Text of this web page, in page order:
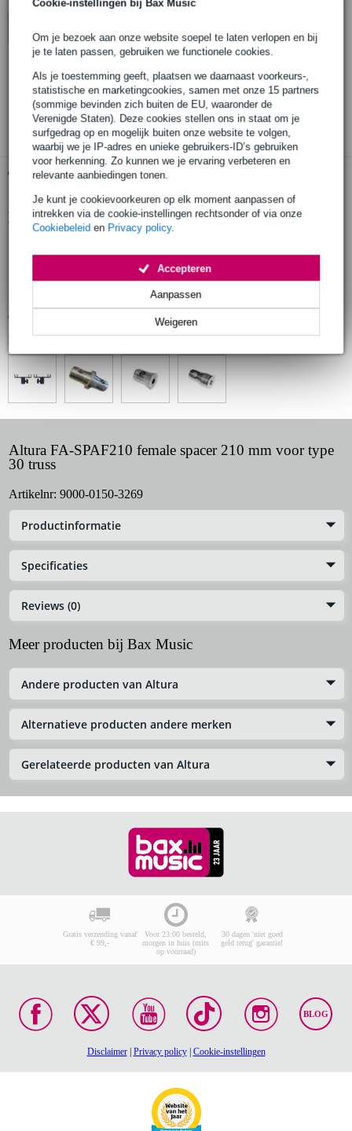
Cookie-instellingen bij Bax Music
Om je bezoek aan onze website soepel te laten verlopen en bij
je te laten passen, gebruiken we functionele cookies.
Als je toestemming geeft, plaatsen we daarnaast voorkeurs-,
statistische en marketingcookies, samen met onze 15 partners
(sommige bevinden zich buiten de EU, waaronder de
Verenigde Staten). Deze cookies stellen ons in staat om je
surfgedrag op en mogelijk buiten onze website te volgen,
waarbij we je IP-adres en unieke gebruikers-ID’s gebruiken
voor herkenning. Zo kunnen we je ervaring verbeteren en
relevante aanbiedingen tonen.
Je kunt je cookievoorkeuren op elk moment aanpassen of
intrekken via de cookie-instellingen rechtsonder of via onze
Cookiebeleid en Privacy policy.
Weigeren
Aanpassen
Accepteren
30 dagen 'niet goed geld terug' garantie
3 jaar Bax Music garantie
Gratis ophalen in de winkel
Productinformatie
gefabriceerd door een fabrikant met meer dan 20 jaar ervaring
Bekijk alle productspecificaties
Bekijk ook eens (4)
Altura FA-SPAF210 female spacer 210 mm voor type
30 truss
Artikelnr: 9000-0150-3269
Productinformatie
Specificaties
Reviews (0)
Meer producten bij Bax Music
Andere producten van Altura
Alternatieve producten andere merken
Gerelateerde producten van Altura
Gratis verzending vanaf
€ 99,-
Voor 23:00 besteld,
morgen in huis (mits
op voorraad)
30 dagen 'niet goed
geld terug' garantie!
BLOG
Disclaimer| Privacy policy| Cookie-instellingen